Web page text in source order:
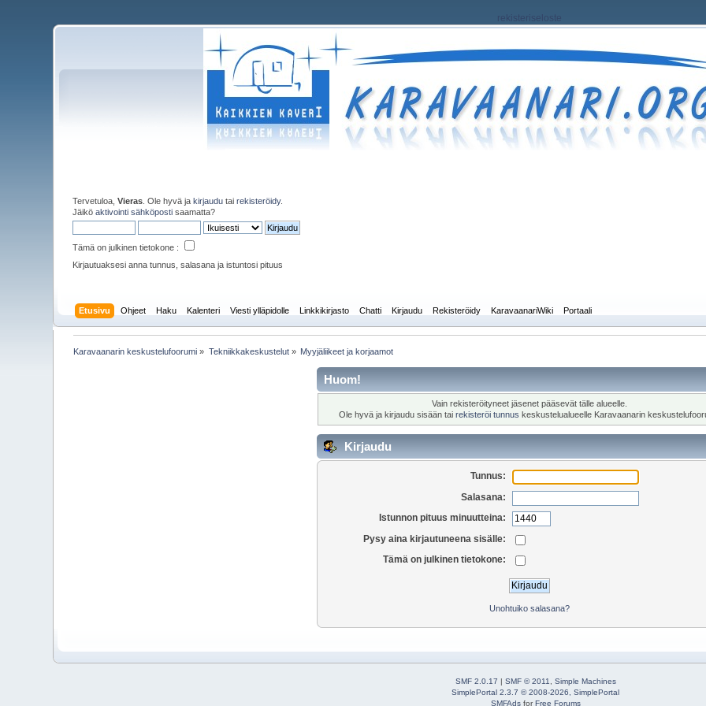
rekisteriseloste
Tervetuloa,Vieras . Ole hyvä jakirjaudu tairekisteröidy.
Jäiköaktivointi sähköposti saamatta?
Tämä on julkinen tietokone :
Kirjautuaksesi anna tunnus, salasana ja istuntosi pituus
Etusivu Ohjeet Haku Kalenteri Viesti ylläpidolle Linkkikirjasto Chatti Kirjaudu Rekisteröidy KaravaanariWiki Portaali
Karavaanarin keskustelufoorumi » Tekniikkakeskustelut» Myyjäliikeet ja korjaamot
Huom!
Vain rekisteröityneet jäsenet pääsevät tälle alueelle.
Ole hyvä ja kirjaudu sisään tai rekisteröi tunnus keskustelualueelle Karavaanarin
Kirjaudu
Tunnus:
Salasana:
Istunnon pituus minuutteina:
Pysy aina kirjautuneena sisälle:
Tämä on julkinen tietokone:
Unohtuiko salasana?
SMF 2.0.17 | SMF © 2011
Simple Machines
SimplePortal 2.3.7 © 2008-2026, SimplePortal
SMFAdsforFree Forums